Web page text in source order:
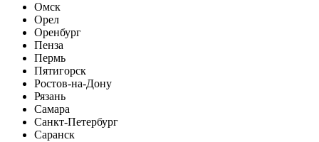
Омск
Орел
Оренбург
Пенза
Пермь
Пятигорск
Ростов-на-Дону
Рязань
Самара
Санкт-Петербург
Саранск